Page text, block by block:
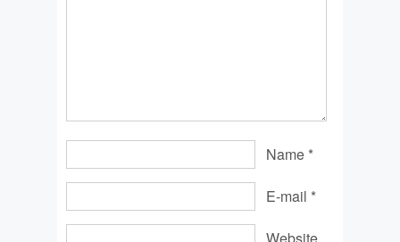
Name *
E-mail *
Website